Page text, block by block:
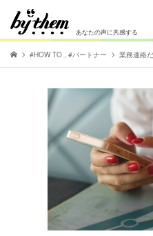
あなたの声に共感する
#HOW TO , #パートナー 業務連絡